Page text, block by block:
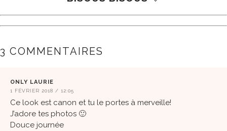
3 COMMENTAIRES
ONLY LAURIE
1 FÉVRIER 2018 / 12:05
Ce look est canon et tu le portes à merveille!
J’adore tes photos 🙂
Douce journée